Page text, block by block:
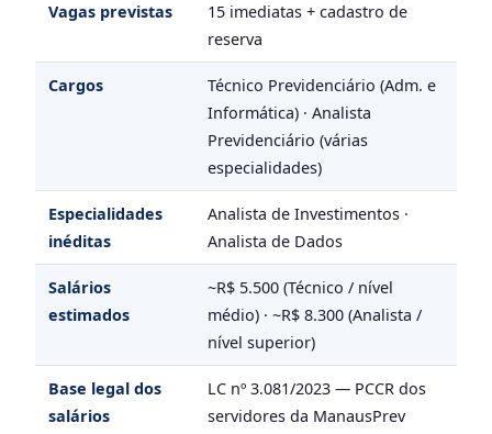
Vagas previstas
15 imediatas + cadastro de
reserva
Cargos
Técnico Previdenciário (Adm. e
Informática) · Analista
Previdenciário (várias
especialidades)
Especialidades
inéditas
Analista de Investimentos ·
Analista de Dados
Salários
estimados
~R$ 5.500 (Técnico / nível
médio) · ~R$ 8.300 (Analista /
nível superior)
Base legal dos
salários
LC nº 3.081/2023 — PCCR dos
servidores da ManausPrev